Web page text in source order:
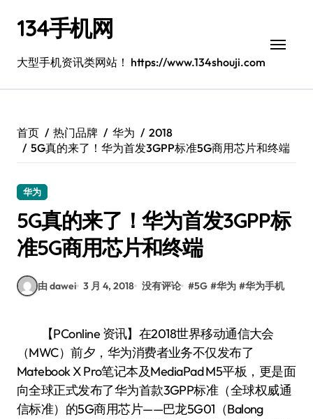
134手机网
大型手机资讯类网站！ https://www.134shouji.com
首页 热门品牌 华为
2018
5G真的来了！华为首发3GPP标准5G商用芯片和终端
华为
5G真的来了！华为首发3GPP标
准5G商用芯片和终端
由 dawei 3 月 4, 2018 没有评论 #5G #华为 #华为手机
【PConline 资讯】在2018世界移动通信大会
（MWC）前夕，华为消费者业务不仅发布了
Matebook X Pro笔记本及MediaPad M5平板，更是面
向全球正式发布了华为首款3GPP标准（全球权威通
信标准）的5G商用芯片——巴龙5G01（Balong